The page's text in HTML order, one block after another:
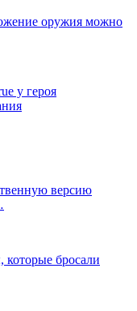
оружия можно
у героя
версию
бросали